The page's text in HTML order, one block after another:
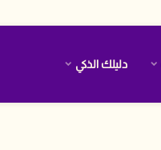
دليلك الذكي